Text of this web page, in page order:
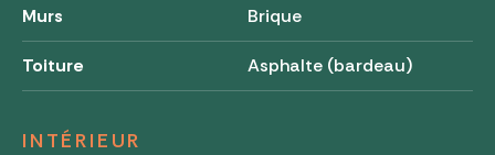
Murs Brique
Toiture Asphalte (bardeau)
INTÉRIEUR